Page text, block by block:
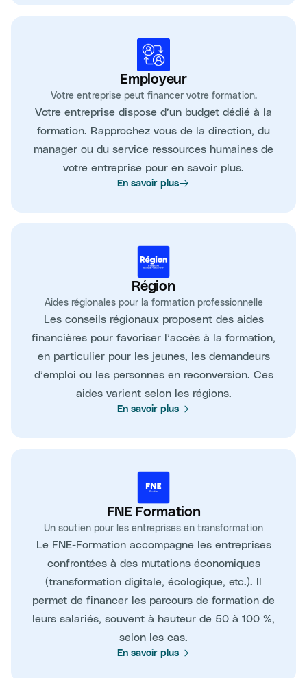
Employeur
Votre entreprise peut financer votre formation.
Votre entreprise dispose d’un budget dédié à la
formation. Rapprochez vous de la direction, du
manager ou du service ressources humaines de
votre entreprise pour en savoir plus.
En savoir plus
Région
Aides régionales pour la formation professionnelle
Les conseils régionaux proposent des aides
financières pour favoriser l’accès à la formation,
en particulier pour les jeunes, les demandeurs
d’emploi ou les personnes en reconversion. Ces
aides varient selon les régions.
En savoir plus
FNE Formation
Un soutien pour les entreprises en transformation
Le FNE-Formation accompagne les entreprises
confrontées à des mutations économiques
(transformation digitale, écologique, etc.). Il
permet de financer les parcours de formation de
leurs salariés, souvent à hauteur de 50 à 100 %,
selon les cas.
En savoir plus